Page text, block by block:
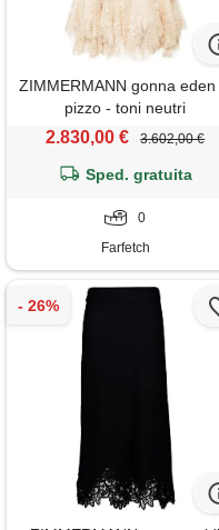
ZIMMERMANN gonna eden
pizzo - toni neutri
2.830,00 € 3.602,00 €
Sped. gratuita
0
Farfetch